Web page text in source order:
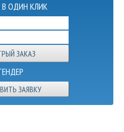
ОДИН КЛИК
ЗАЯВКУ